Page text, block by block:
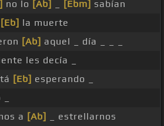
no lo [Ab] [Ebm] sabían
[Eb] la muerte
[Ab] aquel _ día _ _ _
les decía _
[Eb] esperando _
a [Ab]
_ estrellarnos